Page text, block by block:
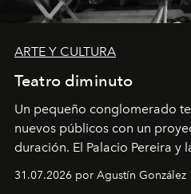
ARTE Y CULTURA
Teatro diminuto
Un pequeño conglomerado
nuevos públicos con un
duración. El Palacio Pereira y
miniobras. Sus puestas en
31.07.2026 por Agustín González